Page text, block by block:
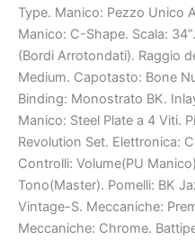
Type. Manico: Pezzo Unico
Manico: C-Shape. Scala:
(Bordi Arrotondati). Raggio
Medium. Capotasto: Bone
Binding: Monostrato BK.
Manico: Steel Plate a 4 Viti.
Revolution Set. Elettronica:
Controlli: Volume(PU
Tono(Master). Pomelli: BK
Vintage-S. Meccaniche:
Meccaniche: Chrome.